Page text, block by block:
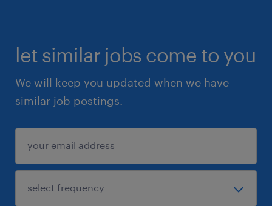
let similar jobs come to you
We will keep you updated when we have
similar job postings.